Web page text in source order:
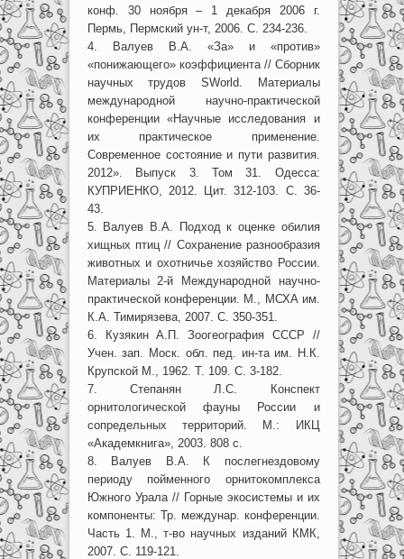
конф. 30 ноября – 1 декабря 2006 г.
Пермь, Пермский ун-т, 2006. C. 234-236.
4. Валуев В.А. «За» и «против»
«понижающего» коэффициента // Сборник
научных трудов SWorld. Материалы
международной научно-практической
конференции «Научные исследования и
их практическое применение.
Современное состояние и пути развития.
2012». Выпуск 3. Том 31. Одесса:
КУПРИЕНКО, 2012. Цит. 312-103. С. 36-
43.
5. Валуев В.А. Подход к оценке обилия
хищных птиц // Сохранение разнообразия
животных и охотничье хозяйство России.
Материалы 2-й Международной научно-
практической конференции. М., МСХА им.
К.А. Тимирязева, 2007. С. 350-351.
6. Кузякин А.П. Зоогеография СССР //
Учен. зап. Моск. обл. пед. ин-та им. Н.К.
Крупской М., 1962. Т. 109. С. 3-182.
7. Степанян Л.С. Конспект
орнитологической фауны России и
сопредельных территорий. М.: ИКЦ
«Академкнига», 2003. 808 с.
8. Валуев В.А. К послегнездовому
периоду пойменного орнитокомплекса
Южного Урала // Горные экосистемы и их
компоненты: Тр. междунар. конференции.
Часть 1. М., т-во научных изданий КМК,
2007. С. 119-121.